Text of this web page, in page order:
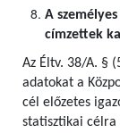
A
címzettek
Az Éltv. 38/A. §
adatokat a
cél előzetes
statisztikai célra